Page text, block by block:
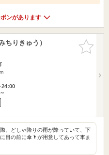
ンがあります
お気に入
りに追加
りきゅう）
24:00
、どしゃ降りの雨が降っていて、下
目の前に傘🌂が用意してあって車ま